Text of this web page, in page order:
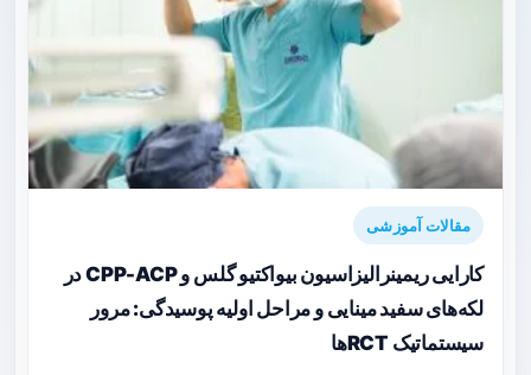
مقالات آموزشی
کارایی ریمینرالیزاسیون بیواکتیو گلس و CPP-ACP در
لکه‌های سفید مینایی و مراحل اولیه پوسیدگی: مرور
سیستماتیک RCTها